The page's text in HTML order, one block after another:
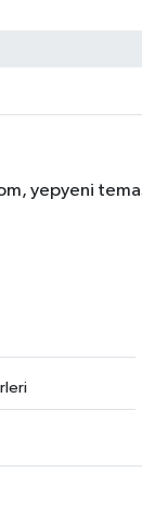
yepyeni